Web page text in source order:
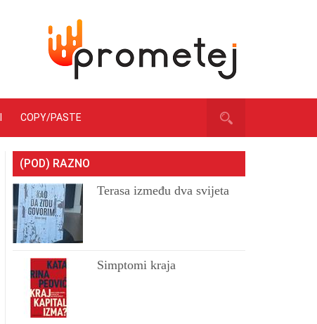
COPY/PASTE
(POD) RAZNO
Terasa između dva svijeta
Simptomi kraja